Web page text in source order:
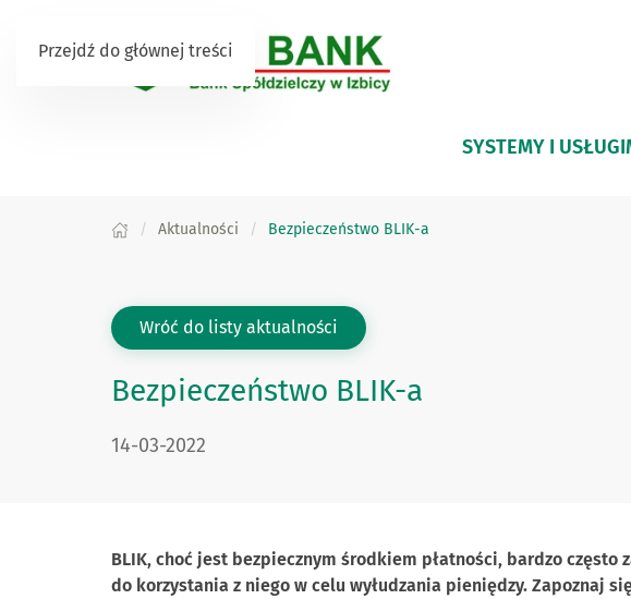
Przejdź do głównej treści
SYSTEMY I USŁUGI
Aktualności Bezpieczeństwo BLIK-a
Wróć do listy aktualności
Bezpieczeństwo BLIK-a
DATA PUBLIKACJI:
14-03-2022
BLIK, choć jest bezpiecznym środkiem płatności, bardzo często
do korzystania z niego w celu wyłudzania pieniędzy. Zapoznaj